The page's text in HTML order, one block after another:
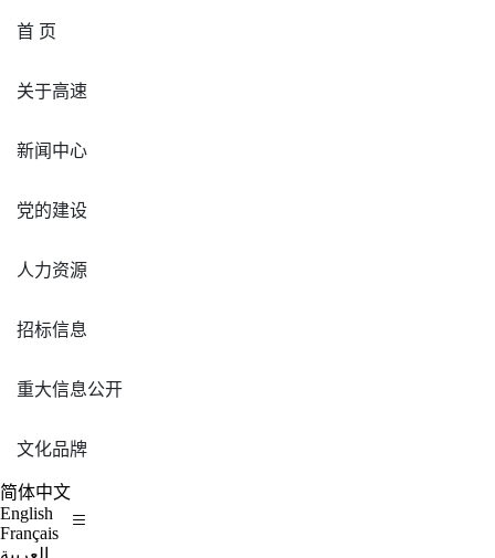
首 页
关于高速
新闻中心
党的建设
人力资源
招标信息
重大信息公开
文化品牌
简体中文
English
Français
العربية